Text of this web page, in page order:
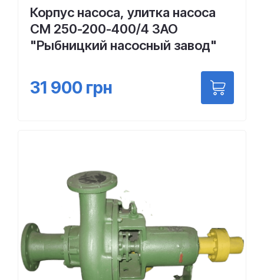
Корпус насоса, улитка насоса
СМ 250-200-400/4 ЗАО
"Рыбницкий насосный завод"
31 900 грн